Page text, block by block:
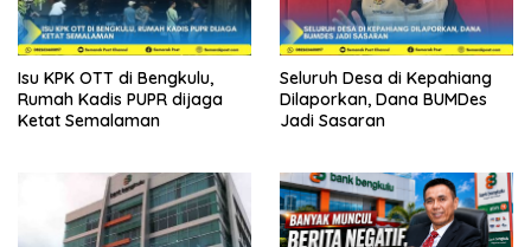
Isu KPK OTT di Bengkulu,
Rumah Kadis PUPR dijaga
Ketat Semalaman
Seluruh Desa di Kepahiang
Dilaporkan, Dana BUMDes
Jadi Sasaran